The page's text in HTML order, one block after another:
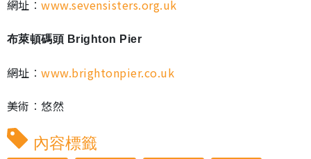
網址︰www.sevensisters.org.uk
布萊頓碼頭 Brighton Pier
網址︰www.brightonpier.co.uk
美術︰悠然
內容標籤